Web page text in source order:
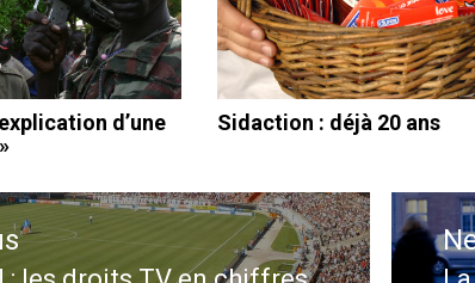
d’une
Sidaction : déjà 20 ans